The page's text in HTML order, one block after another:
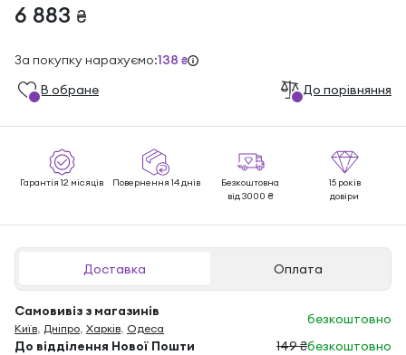
6 883 ₴
За покупку нарахуємо:138 ₴
В обране До порівняння
Гарантія 12 місяців Повернення 14 днів
Безкоштовна
від 3000 ₴
15 років
довіри
Доставка Оплата
Самовивіз з магазинів
Київ, Дніпро, Харків, Одеса
безкоштовно
До відділення Нової Пошти
149 ₴безкоштовно